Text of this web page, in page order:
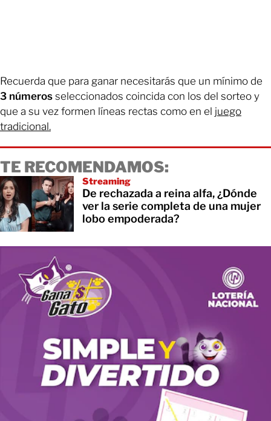
Recuerda que para ganar necesitarás que un mínimo de
3 números seleccionados coincida con los del sorteo y
que a su vez formen líneas rectas como en el juego
tradicional.
TE RECOMENDAMOS:
Streaming
De rechazada a reina alfa, ¿Dónde
ver la serie completa de una mujer
lobo empoderada?